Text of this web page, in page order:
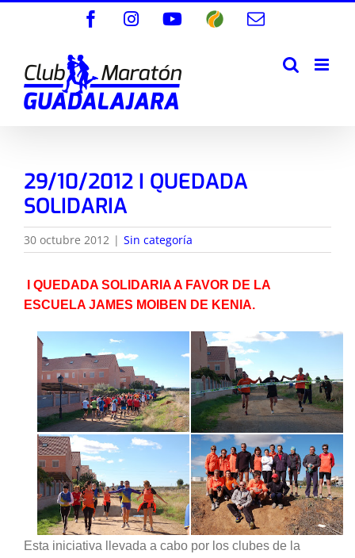
FacebookInstagramYouTube
WikilocCorreo
29/10/2012 I QUEDADA
SOLIDARIA
30 octubre 2012 | Sin categoría
I QUEDADA SOLIDARIA A FAVOR DE LA
ESCUELA JAMES MOIBEN DE KENIA.
Esta iniciativa llevada a cabo por los clubes de la